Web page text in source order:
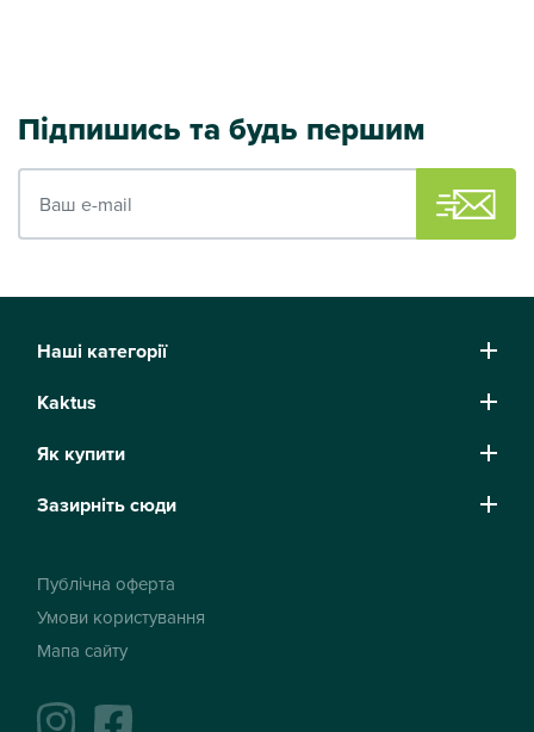
Підпишись та будь першим
Наші категорії
Kaktus
Як купити
Зазирніть сюди
Публічна оферта
Умови користування
Мапа сайту
instagramfacebook